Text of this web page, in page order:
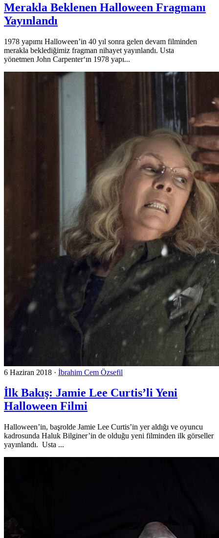
Merakla Beklenen Halloween Fragmanı
Yayınlandı
1978 yapımı Halloween’in 40 yıl sonra gelen devam filminden
merakla beklediğimiz fragman nihayet yayınlandı. Usta
yönetmen John Carpenter‘ın 1978 yapı...
6 Haziran 2018 · İbrahim Cem Özsefil
İlk Bakış: Jamie Lee Curtis’li Yeni
Halloween Filmi
Halloween’in, başrolde Jamie Lee Curtis’in yer aldığı ve oyuncu
kadrosunda Haluk Bilginer’in de olduğu yeni filminden ilk görseller
yayınlandı. Usta ...